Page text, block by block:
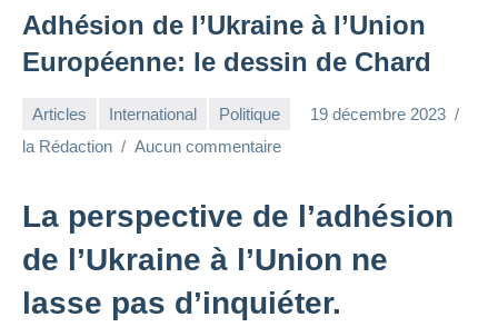
Adhésion de l’Ukraine à l’Union
Européenne: le dessin de Chard
Articles International Politique
19 décembre 2023
la Rédaction
Aucun commentaire
La perspective de l’adhésion
de l’Ukraine à l’Union ne
lasse pas d’inquiéter.